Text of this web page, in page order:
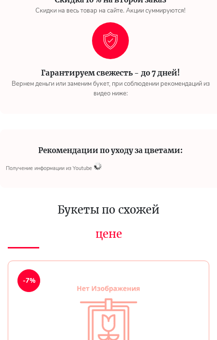
Скидки на весь товар на сайте. Акции суммируются!
Гарантируем свежесть - до 7 дней!
Вернем деньги или заменим букет, при соблюдении рекомендаций из
видео ниже:
Рекомендации по уходу за цветами:
Получение информации из Youtube
Букеты по схожей
цене
-7%